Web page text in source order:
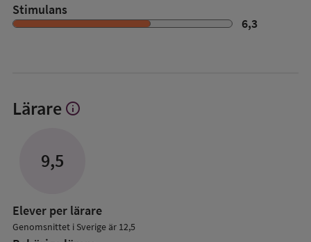
Stimulans
6,3
Lärare Visa
info
9,5
Elever per lärare
Genomsnittet i Sverige är 12,5